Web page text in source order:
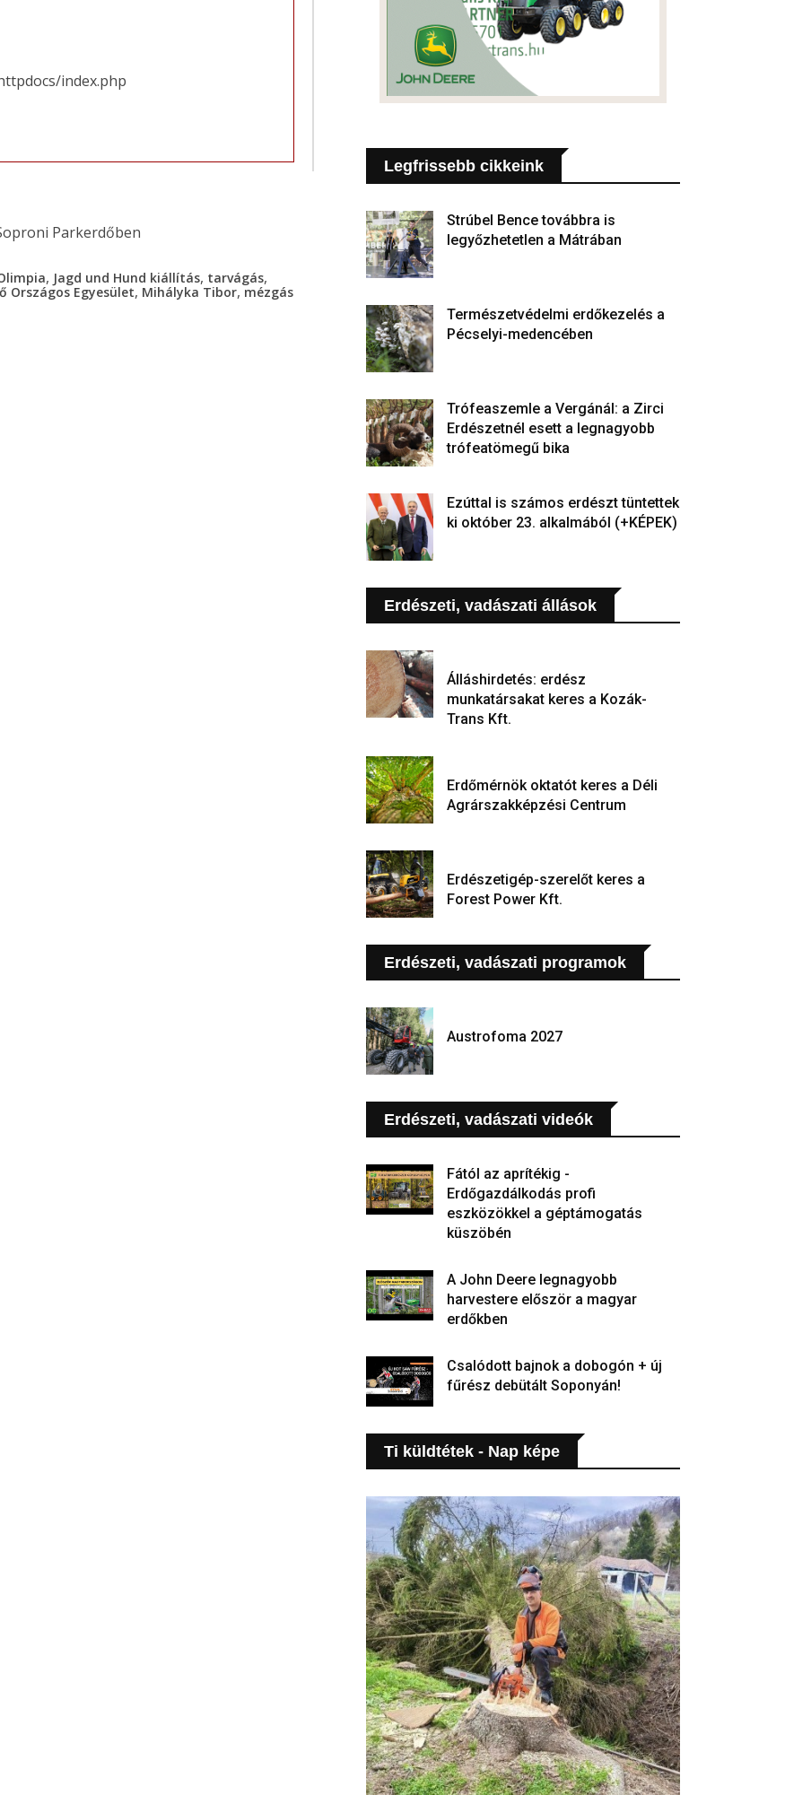
index.php
, Jagd und Hund kiállítás, tarvágás,
Országos Egyesület, Mihályka Tibor,mézgás
Legfrissebb cikkeink
Strúbel Bence továbbra is
legyőzhetetlen a Mátrában
Természetvédelmi erdőkezelés a
Pécselyi-medencében
Trófeaszemle a Vergánál: a Zirci
Erdészetnél esett a legnagyobb
trófeatömegű bika
Ezúttal is számos erdészt tüntettek
ki október 23. alkalmából (+KÉPEK)
Erdészeti, vadászati állások
Álláshirdetés: erdész
munkatársakat keres a Kozák-
Trans Kft.
Erdőmérnök oktatót keres a Déli
Agrárszakképzési Centrum
Erdészetigép-szerelőt keres a
Forest Power Kft.
Erdészeti, vadászati programok
Austrofoma 2027
Erdészeti, vadászati videók
Fától az aprítékig -
Erdőgazdálkodás profi
eszközökkel a géptámogatás
küszöbén
A John Deere legnagyobb
harvestere először a magyar
erdőkben
Csalódott bajnok a dobogón + új
fűrész debütált Soponyán!
Ti küldtétek - Nap képe